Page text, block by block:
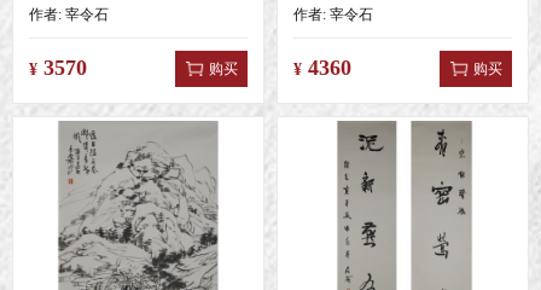
作者: 宰令石
¥ 3570 购买
作者: 宰令石
¥ 4360 购买